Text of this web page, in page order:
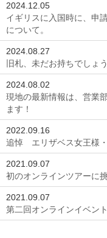
2024.12.05
イギリスに入国時に、申
について。
2024.08.27
旧札、未だお持ちでしょ
2024.08.02
現地の最新情報は、営業
ます！
2022.09.16
追悼 エリザベス女王様
2021.09.07
初のオンラインツアーに
2021.09.07
第二回オンラインイベン